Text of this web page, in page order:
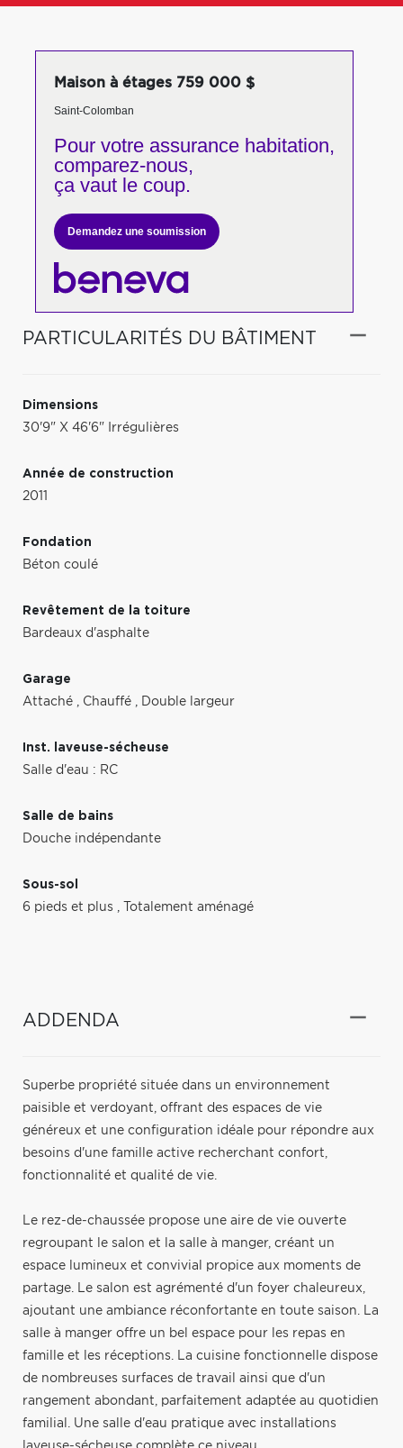
Maison à étages 759 000 $
Saint-Colomban
Pour votreassurance habitation,
comparez-nous,
ça vaut le coup.
Demandez une soumission
PARTICULARITÉS DU BÂTIMENT
Dimensions
30'9" X 46'6" Irrégulières
Année de construction
2011
Fondation
Béton coulé
Revêtement de la toiture
Bardeaux d'asphalte
Garage
Attaché , Chauffé , Double largeur
Inst. laveuse-sécheuse
Salle d'eau : RC
Salle de bains
Douche indépendante
Sous-sol
6 pieds et plus , Totalement aménagé
ADDENDA
Superbe propriété située dans un environnement
paisible et verdoyant, offrant des espaces de vie
généreux et une configuration idéale pour répondre aux
besoins d'une famille active recherchant confort,
fonctionnalité et qualité de vie.
Le rez-de-chaussée propose une aire de vie ouverte
regroupant le salon et la salle à manger, créant un
espace lumineux et convivial propice aux moments de
partage. Le salon est agrémenté d'un foyer chaleureux,
ajoutant une ambiance réconfortante en toute saison. La
salle à manger offre un bel espace pour les repas en
famille et les réceptions. La cuisine fonctionnelle dispose
de nombreuses surfaces de travail ainsi que d'un
rangement abondant, parfaitement adaptée au quotidien
familial. Une salle d'eau pratique avec installations